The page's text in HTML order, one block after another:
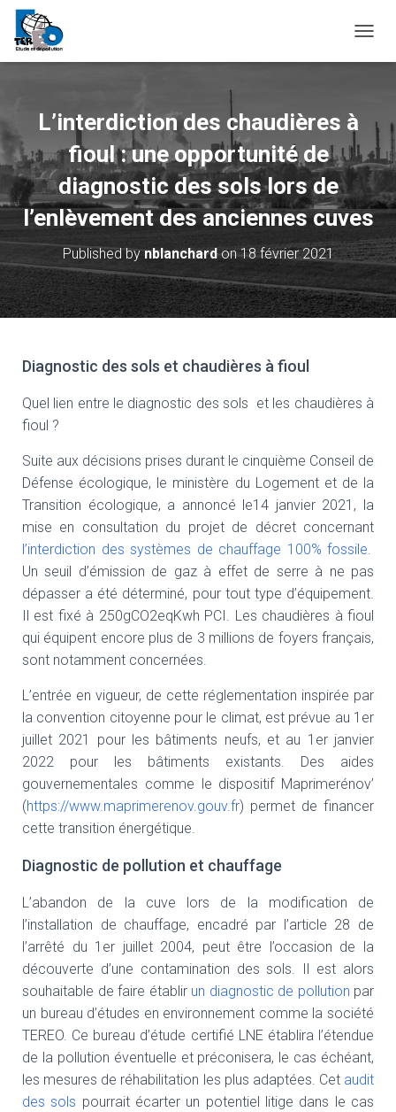
U
F
E
M
E
R
L
A
N
A
T
L’interdiction des chaudières à
fioul : une opportunité de
diagnostic des sols lors de
l’enlèvement des anciennes cuves
Published bynblanchardon18 février 2021
Diagnostic des sols et chaudières à fioul
Quel lien entre le diagnostic des sols et les chaudières à
fioul ?
Suite aux décisions prises durant le cinquième Conseil de
Défense écologique, le ministère du Logement et de la
Transition écologique, a annoncé le14 janvier 2021, la
mise en consultation du projet de décret concernant
l’interdiction des systèmes de chauffage 100% fossile.
Un seuil d’émission de gaz à effet de serre à ne pas
dépasser a été déterminé, pour tout type d’équipement.
Il est fixé à 250gCO2eqKwh PCI. Les chaudières à fioul
qui équipent encore plus de 3 millions de foyers français,
sont notamment concernées.
L’entrée en vigueur, de cette réglementation inspirée par
la convention citoyenne pour le climat, est prévue au 1er
juillet 2021 pour les bâtiments neufs, et au 1er janvier
2022 pour les bâtiments existants. Des aides
gouvernementales comme le dispositif Maprimerénov’
(https://www.maprimerenov.gouv.fr) permet de financer
cette transition énergétique.
Diagnostic de pollution et chauffage
L’abandon de la cuve lors de la modification de
l’installation de chauffage, encadré par l’article 28 de
l’arrêté du 1er juillet 2004, peut être l’occasion de la
découverte d’une contamination des sols. Il est alors
souhaitable de faire établir un diagnostic de pollution par
un bureau d’études en environnement comme la société
TEREO. Ce bureau d’étude certifié LNE établira l’étendue
de la pollution éventuelle et préconisera, le cas échéant,
les mesures de réhabilitation les plus adaptées. Cet audit
des sols pourrait écarter un potentiel litige dans le cas